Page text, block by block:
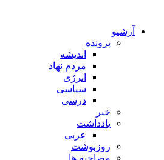
آرشیو
پرونده
اندیشه
مردم نهاد
انرژی
سیاسی
درسی
خبر
یادداشت
عربی
روزنوشت
مصاحبه ها